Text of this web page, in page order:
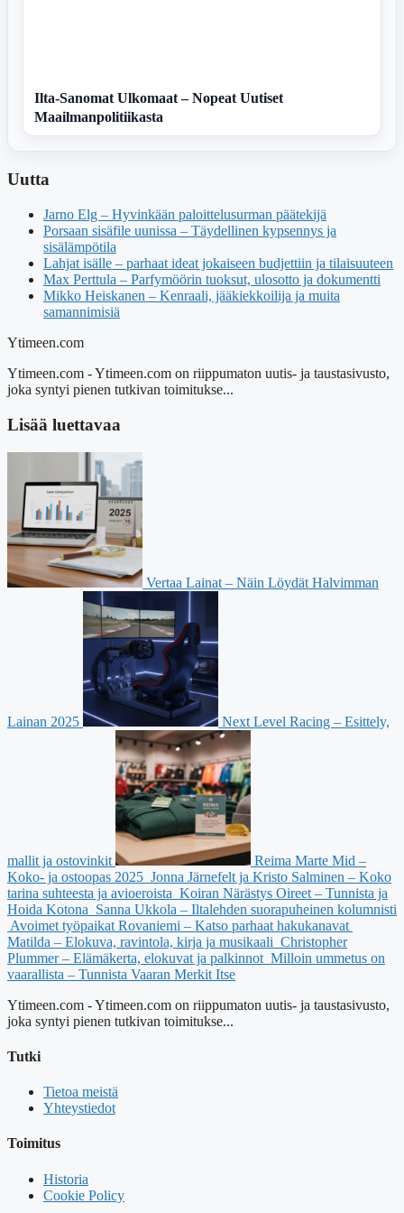
Ilta-Sanomat Ulkomaat – Nopeat Uutiset
Maailmanpolitiikasta
Uutta
Jarno Elg – Hyvinkään paloittelusurman päätekijä
Porsaan sisäfile uunissa – Täydellinen kypsennys ja
sisälämpötila
Lahjat isälle – parhaat ideat jokaiseen budjettiin ja tilaisuuteen
Max Perttula – Parfymöörin tuoksut, ulosotto ja dokumentti
Mikko Heiskanen – Kenraali, jääkiekkoilija ja muita
samannimisiä
Ytimeen.com
Ytimeen.com - Ytimeen.com on riippumaton uutis- ja taustasivusto,
joka syntyi pienen tutkivan toimitukse...
Lisää luettavaa
Vertaa Lainat – Näin Löydät Halvimman
Lainan 2025 Next Level Racing – Esittely,
mallit ja ostovinkit
Reima Marte Mid –
Koko- ja ostoopas 2025 Jonna Järnefelt ja Kristo Salminen – Koko
tarina suhteesta ja avioeroista Koiran Närästys Oireet – Tunnista ja
Hoida Kotona Sanna Ukkola – Iltalehden suorapuheinen kolumnisti
Avoimet työpaikat Rovaniemi – Katso parhaat hakukanavat
Matilda – Elokuva, ravintola, kirja ja musikaali Christopher
Plummer – Elämäkerta, elokuvat ja palkinnot Milloin ummetus on
vaarallista – Tunnista Vaaran Merkit Itse
Ytimeen.com - Ytimeen.com on riippumaton uutis- ja taustasivusto,
joka syntyi pienen tutkivan toimitukse...
Tutki
Tietoa meistä
Yhteystiedot
Toimitus
Historia
Cookie Policy